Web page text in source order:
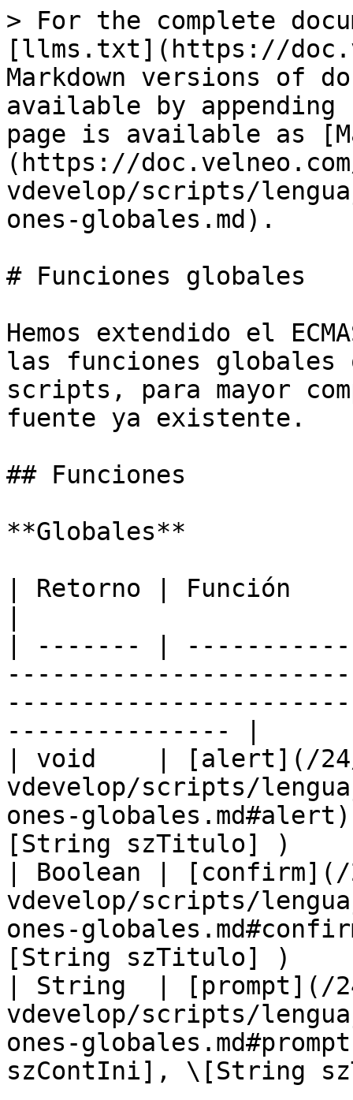
> For the complete
[llms.txt](https://
Markdown versions of
available by
page is available as
(https://
vdevelop/scripts/
ones-globales.md).
# Funciones globales
Hemos extendido el
las funciones globales
scripts, para mayor
fuente ya existente.
## Funciones
**Globales**
| Retorno | Función
| ------- |
--------------- |
| void    | [alert](/
vdevelop/scripts/
ones-
[String szTitulo]
| Boolean | [confirm](/
vdevelop/scripts/
ones-
[String szTitulo] )
| String  | [prompt](/
vdevelop/scripts/
ones-
szContIni], \[String